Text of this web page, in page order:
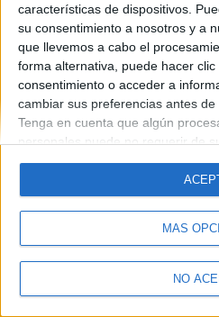
características de dispositivos.
su consentimiento a nosotros y a
que llevemos a cabo el
forma alternativa, puede hacer
consentimiento o acceder a
cambiar sus preferencias antes
Tenga en cuenta que algún
personales puede no requerir de
tiene el derecho de rechazar tal
preferencias se aplicarán solo a
sus preferencias o retirar su
momento volviendo a este sitio y
"Privacidad" en la parte inferior de
MÁS
NO
Quiénes somos|
Aviso legal|Politica de privacidad|
de
© 2003-2026Compás Mediterráneo
Madrid [ESPAÑA] -